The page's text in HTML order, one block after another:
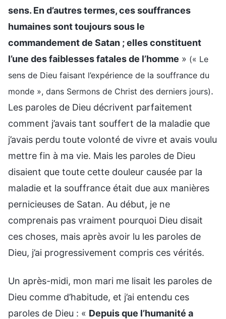
sens. En d’autres termes, ces souffrances
humaines sont toujours sous le
commandement de Satan ; elles constituent
l’une des faiblesses fatales de l’homme » (« Le
sens de Dieu faisant l’expérience de la souffrance du
monde », dans Sermons de Christ des derniers jours).
Les paroles de Dieu décrivent parfaitement
comment j’avais tant souffert de la maladie que
j’avais perdu toute volonté de vivre et avais voulu
mettre fin à ma vie. Mais les paroles de Dieu
disaient que toute cette douleur causée par la
maladie et la souffrance était due aux manières
pernicieuses de Satan. Au début, je ne
comprenais pas vraiment pourquoi Dieu disait
ces choses, mais après avoir lu les paroles de
Dieu, j’ai progressivement compris ces vérités.
Un après-midi, mon mari me lisait les paroles de
Dieu comme d’habitude, et j’ai entendu ces
paroles de Dieu : « Depuis que l’humanité a